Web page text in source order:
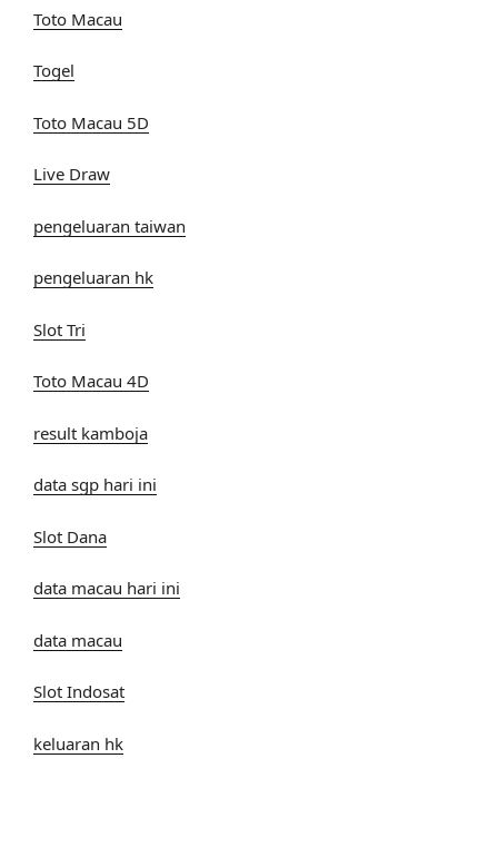
Toto Macau
Togel
Toto Macau 5D
Live Draw
pengeluaran taiwan
pengeluaran hk
Slot Tri
Toto Macau 4D
result kamboja
data sgp hari ini
Slot Dana
data macau hari ini
data macau
Slot Indosat
keluaran hk